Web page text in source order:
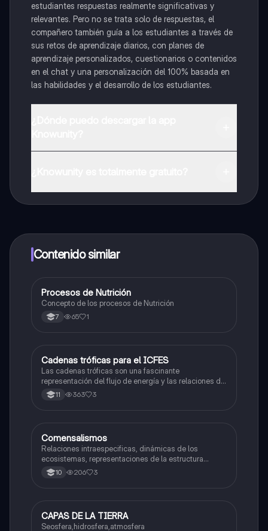
estudiantes respuestas realmente significativas y
relevantes. Pero no se trata solo de respuestas, el
compañero también guía a los estudiantes a través de
sus retos de aprendizaje diarios, con planes de
aprendizaje personalizados, cuestionarios o contenidos
en el chat y una personalización del 100% basada en
las habilidades y el desarrollo de los estudiantes.
a determinadas funciones.
Contenido similar
Biologia
Procesos de Nutrición
Concepto de los procesos de Nutrición
7 65 1
Biologia
Cadenas tróficas para el ICFES
Las cadenas tróficas son una fascinante
representación del flujo de energía y las relaciones de
interdependencia que sustentan la vida en la Tierra.
Comprenderlas nos permite apreciar la complejidad y
11 363 3
Biologia
Comensalismos
Relaciones intraespecificas, dinámicas de los
ecosistemas, representaciones de la estructura
trópica, flujo de energía
10 206 3
Biologia
CAPAS DE LA TIERRA
Seosfera,hidrosfera,atmosfera